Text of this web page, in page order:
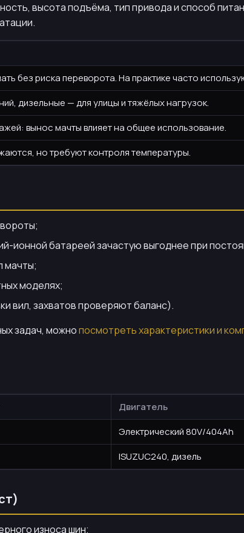
высота подъёма, тип привода и способ
без риска переворота. На практике часто
дизельные — для улицы и тяжёлых нагрузок.
вынос мачты влияет на общее использование.
но требуют контроля температуры.
ионной батареей зачастую выгоднее при
мачты;
моделях;
вил, захватов проверяют баланс).
задач, можнопосмотреть характеристики и
Двигатель
Электрический 80V/404Ah
ISUZUC240, дизель
износа шин;